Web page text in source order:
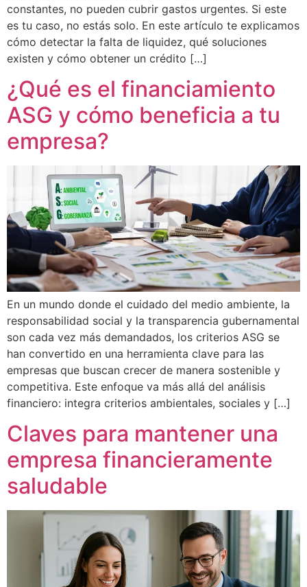
constantes, no pueden cubrir gastos urgentes. Si este
es tu caso, no estás solo. En este artículo te explicamos
cómo detectar la falta de liquidez, qué soluciones
existen y cómo obtener un crédito […]
¿Qué es el financiamiento
ASG y cómo beneficia a tu
empresa?
En un mundo donde el cuidado del medio ambiente, la
responsabilidad social y la transparencia gubernamental
son cada vez más demandados, los criterios ASG se
han convertido en una herramienta clave para las
empresas que buscan crecer de manera sostenible y
competitiva. Este enfoque va más allá del análisis
financiero: integra criterios ambientales, sociales y […]
Claves para mantener una
empresa financieramente
saludable